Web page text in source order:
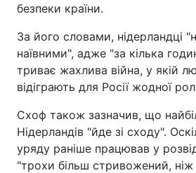
безпеки країни.
За його словами, нідерландці
наївними", адже "за кілька
триває жахлива війна, у якій
відіграють для Росії жодної
Схоф також зазначив, що
Нідерландів "йде зі сходу".
уряду раніше працював у
"трохи більш стривожений, ніж